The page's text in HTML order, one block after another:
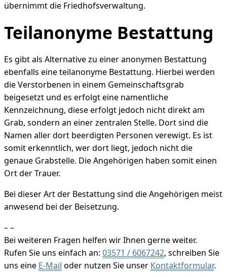
übernimmt die Friedhofsverwaltung.
Teilanonyme Bestattung
Es gibt als Alternative zu einer anonymen Bestattung
ebenfalls eine teilanonyme Bestattung. Hierbei werden
die Verstorbenen in einem Gemeinschaftsgrab
beigesetzt und es erfolgt eine namentliche
Kennzeichnung, diese erfolgt jedoch nicht direkt am
Grab, sondern an einer zentralen Stelle. Dort sind die
Namen aller dort beerdigten Personen verewigt. Es ist
somit erkenntlich, wer dort liegt, jedoch nicht die
genaue Grabstelle. Die Angehörigen haben somit einen
Ort der Trauer.
Bei dieser Art der Bestattung sind die Angehörigen meist
anwesend bei der Beisetzung.
– –
Bei weiteren Fragen helfen wir Ihnen gerne weiter.
Rufen Sie uns einfach an: 03571 / 6067242, schreiben Sie
uns eine E-Mail oder nutzen Sie unser Kontaktformular.